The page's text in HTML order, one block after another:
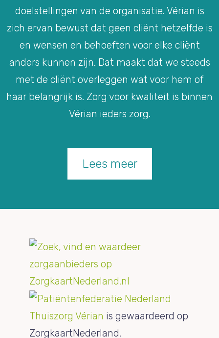
doelstellingen van de organisatie. Vérian is
zich ervan bewust dat geen cliënt hetzelfde is
en wensen en behoeften voor elke cliënt
anders kunnen zijn. Dat maakt dat we steeds
met de cliënt overleggen wat voor hem of
haar belangrijk is. Zorg voor kwaliteit is binnen
Vérian ieders zorg.
Lees meer
Thuiszorg Vérian is gewaardeerd op
ZorgkaartNederland.